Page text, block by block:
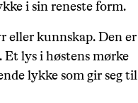
i sin reneste form.
eller kunnskap. Den er
lys i høstens mørke
lykke som gir seg til